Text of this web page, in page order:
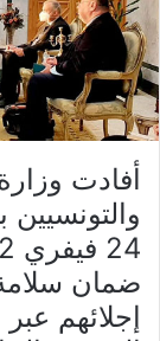
أفادت
ضمان سلامة
إجلائهم